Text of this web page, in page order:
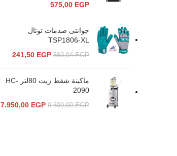
575,00 EGP
جوانتى صدمات توتال
TSP1806-XL
569,94EGP
241,50 EGP
ماكينة شفط زيت 80لتر HC-
2090
9.600,00EGP
7.950,00 EGP